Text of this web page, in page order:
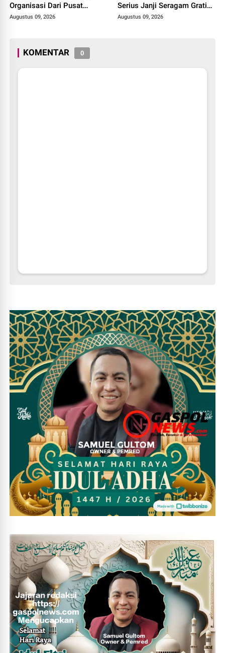
Organisasi Dari Pusat
Sampai ke Daerah
Augustus 09, 2026
Serius Janji Seragam Gratis
di Bumi Lancang Kuning
Augustus 09, 2026
KOMENTAR 0